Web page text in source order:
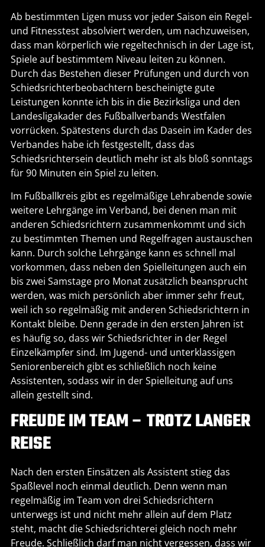
Ab bestimmten Ligen muss vor jeder Saison ein Regel-
und Fitnesstest absolviert werden, um nachzuweisen,
dass man körperlich wie regeltechnisch in der Lage ist,
Spiele auf bestimmtem Niveau leiten zu können.
Durch das Bestehen dieser Prüfungen und durch von
Schiedsrichterbeobachtern bescheinigte gute
Leistungen konnte ich bis in die Bezirksliga und den
Landesligakader des Fußballverbands Westfalen
vorrücken. Spätestens durch das Dasein im Kader des
Verbandes habe ich festgestellt, dass das
Schiedsrichtersein deutlich mehr ist als bloß sonntags
für 90 Minuten ein Spiel zu leiten.
Im Fußballkreis gibt es regelmäßige Lehrabende sowie
weitere Lehrgänge im Verband, bei denen man mit
anderen Schiedsrichtern zusammenkommt und sich
zu bestimmten Themen und Regelfragen austauschen
kann. Durch solche Lehrgänge kann es schnell mal
vorkommen, dass neben den Spielleitungen auch ein
bis zwei Samstage pro Monat zusätzlich beansprucht
werden, was mich persönlich aber immer sehr freut,
weil ich so regelmäßig mit anderen Schiedsrichtern in
Kontakt bleibe. Denn gerade in den ersten Jahren ist
es häufig so, dass wir Schiedsrichter in der Regel
Einzelkämpfer sind. Im Jugend- und unterklassigen
Seniorenbereich gibt es schließlich noch keine
Assistenten, sodass wir in der Spielleitung auf uns
allein gestellt sind.
FREUDE IM TEAM – TROTZ LANGER
REISE
Nach den ersten Einsätzen als Assistent stieg das
Spaßlevel noch einmal deutlich. Denn wenn man
regelmäßig im Team von drei Schiedsrichtern
unterwegs ist und nicht mehr allein auf dem Platz
steht, macht die Schiedsrichterei gleich noch mehr
Freude. Schließlich darf man nicht vergessen, dass wir